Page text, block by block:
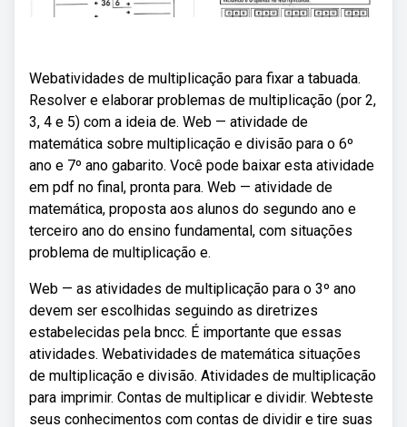
Webatividades de multiplicação para fixar a tabuada.
Resolver e elaborar problemas de multiplicação (por 2,
3, 4 e 5) com a ideia de. Web — atividade de
matemática sobre multiplicação e divisão para o 6º
ano e 7º ano gabarito. Você pode baixar esta atividade
em pdf no final, pronta para. Web — atividade de
matemática, proposta aos alunos do segundo ano e
terceiro ano do ensino fundamental, com situações
problema de multiplicação e.
Web — as atividades de multiplicação para o 3º ano
devem ser escolhidas seguindo as diretrizes
estabelecidas pela bncc. É importante que essas
atividades. Webatividades de matemática situações
de multiplicação e divisão. Atividades de multiplicação
para imprimir. Contas de multiplicar e dividir. Webteste
seus conhecimentos com contas de dividir e tire suas